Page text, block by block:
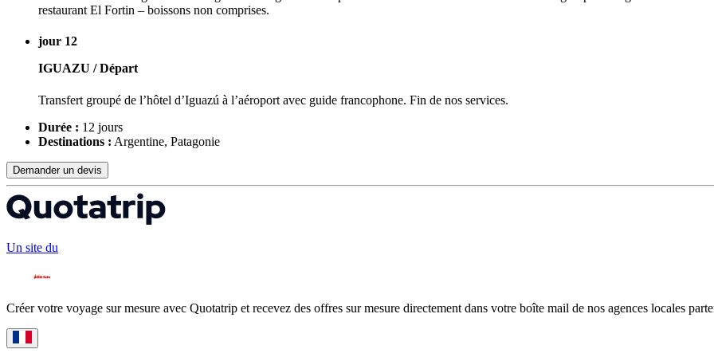
restaurant El Fortin – boissons non comprises.
jour 12
IGUAZU / Départ
Transfert groupé de l’hôtel d’Iguazú à l’aéroport avec guide francophone. Fin de nos services.
Durée : 12 jours
Destinations : Argentine, Patagonie
Demander un devis
Un site du
Créer votre voyage sur mesure avec Quotatrip et recevez des offres sur mesure directement dans votre boîte mail de nos agences locales